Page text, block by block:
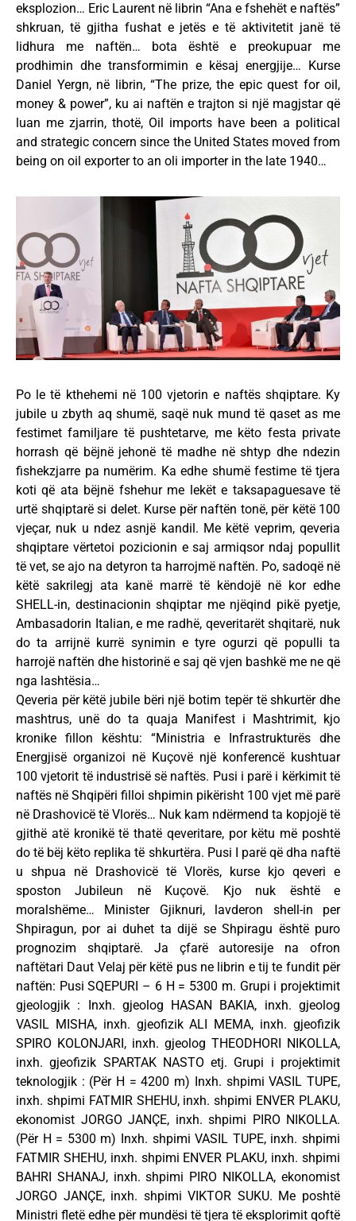
eksplozion… Eric Laurent në librin “Ana e fshehët e naftës”
shkruan, të gjitha fushat e jetës e të aktivitetit janë të
lidhura me naftën… bota është e preokupuar me
prodhimin dhe transformimin e kësaj energjije… Kurse
Daniel Yergn, në librin, “The prize, the epic quest for oil,
money & power”, ku ai naftën e trajton si një magjstar që
luan me zjarrin, thotë, Oil imports have been a political
and strategic concern since the United States moved from
being on oil exporter to an oli importer in the late 1940…
Po le të kthehemi në 100 vjetorin e naftës shqiptare. Ky
jubile u zbyth aq shumë, saqë nuk mund të qaset as me
festimet familjare të pushtetarve, me këto festa private
horrash që bëjnë jehonë të madhe në shtyp dhe ndezin
fishekzjarre pa numërim. Ka edhe shumë festime të tjera
koti që ata bëjnë fshehur me lekët e taksapaguesave të
urtë shqiptarë si delet. Kurse për naftën tonë, për këtë 100
vjeçar, nuk u ndez asnjë kandil. Me këtë veprim, qeveria
shqiptare vërtetoi pozicionin e saj armiqsor ndaj popullit
të vet, se ajo na detyron ta harrojmë naftën. Po, sadoqë në
këtë sakrilegj ata kanë marrë të këndojë në kor edhe
SHELL-in, destinacionin shqiptar me njëqind pikë pyetje,
Ambasadorin Italian, e me radhë, qeveritarët shqitarë, nuk
do ta arrijnë kurrë synimin e tyre ogurzi që populli ta
harrojë naftën dhe historinë e saj që vjen bashkë me ne që
nga lashtësia…
Qeveria për këtë jubile bëri një botim tepër të shkurtër dhe
mashtrus, unë do ta quaja Manifest i Mashtrimit, kjo
kronike fillon kështu: “Ministria e Infrastrukturës dhe
Energjisë organizoi në Kuçovë një konferencë kushtuar
100 vjetorit të industrisë së naftës. Pusi i parë i kërkimit të
naftës në Shqipëri filloi shpimin pikërisht 100 vjet më parë
në Drashovicë të Vlorës… Nuk kam ndërmend ta kopjojë të
gjithë atë kronikë të thatë qeveritare, por këtu më poshtë
do të bëj këto replika të shkurtëra. Pusi I parë që dha naftë
u shpua në Drashovicë të Vlorës, kurse kjo qeveri e
sposton Jubileun në Kuçovë. Kjo nuk është e
moralshëme… Minister Gjiknuri, lavderon shell-in per
Shpiragun, por ai duhet ta dijë se Shpiragu është puro
prognozim shqiptarë. Ja çfarë autoresije na ofron
naftëtari Daut Velaj për këtë pus ne librin e tij te fundit për
naftën: Pusi SQEPURI – 6 H = 5300 m. Grupi i projektimit
gjeologjik : Inxh. gjeolog HASAN BAKIA, inxh. gjeolog
VASIL MISHA, inxh. gjeofizik ALI MEMA, inxh. gjeofizik
SPIRO KOLONJARI, inxh. gjeolog THEODHORI NIKOLLA,
inxh. gjeofizik SPARTAK NASTO etj. Grupi i projektimit
teknologjik : (Për H = 4200 m) Inxh. shpimi VASIL TUPE,
inxh. shpimi FATMIR SHEHU, inxh. shpimi ENVER PLAKU,
ekonomist JORGO JANÇE, inxh. shpimi PIRO NIKOLLA.
(Për H = 5300 m) Inxh. shpimi VASIL TUPE, inxh. shpimi
FATMIR SHEHU, inxh. shpimi ENVER PLAKU, inxh. shpimi
BAHRI SHANAJ, inxh. shpimi PIRO NIKOLLA, ekonomist
JORGO JANÇE, inxh. shpimi VIKTOR SUKU. Me poshtë
Ministri fletë edhe për mundësi të tjera të eksplorimit qoftë